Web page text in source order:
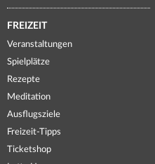
FREIZEIT
Veranstaltungen
Spielplätze
Rezepte
Meditation
Ausflugsziele
Freizeit-Tipps
Ticketshop